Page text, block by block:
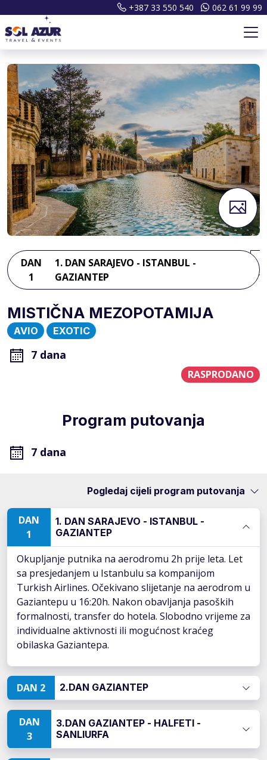
+387 33 550 540 062 61 99 99
DAN
1
1. DAN SARAJEVO - ISTANBUL -
GAZIANTEP
MISTIČNA MEZOPOTAMIJA
AVIO EXOTIC
7 dana
RASPRODANO
Program putovanja
7 dana
Pogledaj cijeli program putovanja
DAN
1
1. DAN SARAJEVO - ISTANBUL -
GAZIANTEP
Okupljanje putnika na aerodromu 2h prije leta. Let
sa presjedanjem u Istanbulu sa kompanijom
Turkish Airlines. Očekivano slijetanje na aerodrom u
Gaziantepu u 16:20h. Nakon obavljanja pasoških
formalnosti, transfer do hotela. Slobodno vrijeme za
individualne aktivnosti ili mogućnost kraćeg
obilaska Gaziantepa.
DAN 2 2.DAN GAZIANTEP
DAN
3
3.DAN GAZIANTEP - HALFETI -
SANLIURFA